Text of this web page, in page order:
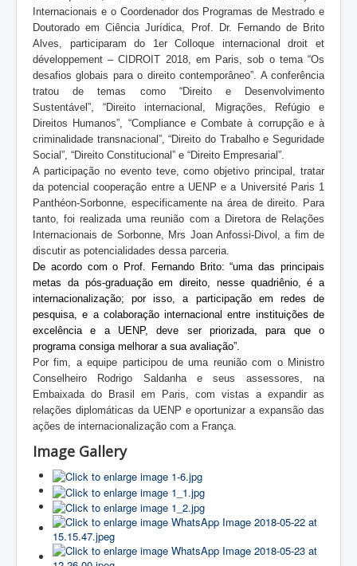
Internacionais e o Coordenador dos Programas de Mestrado e
Doutorado em Ciência Jurídica, Prof. Dr. Fernando de Brito
Alves, participaram do 1er Colloque internacional droit et
développement – CIDROIT 2018, em Paris, sob o tema “Os
desafios globais para o direito contemporâneo”. A conferência
tratou de temas como “Direito e Desenvolvimento
Sustentável”, “Direito internacional, Migrações, Refúgio e
Direitos Humanos”, “Compliance e Combate à corrupção e à
criminalidade transnacional”, “Direito do Trabalho e Seguridade
Social”, “Direito Constitucional” e “Direito Empresarial”.
A participação no evento teve, como objetivo principal, tratar
da potencial cooperação entre a UENP e a Université Paris 1
Panthéon-Sorbonne, especificamente na área de direito. Para
tanto, foi realizada uma reunião com a Diretora de Relações
Internacionais de Sorbonne, Mrs Joan Anfossi-Divol, a fim de
discutir as potencialidades dessa parceria.
De acordo com o Prof. Fernando Brito: “uma das principais
metas da pós-graduação em direito, nesse quadriênio, é a
internacionalização; por isso, a participação em redes de
pesquisa, e a colaboração internacional entre instituições de
excelência e a UENP, deve ser priorizada, para que o
programa consiga melhorar a sua avaliação”.
Por fim, a equipe participou de uma reunião com o Ministro
Conselheiro Rodrigo Saldanha e seus assessores, na
Embaixada do Brasil em Paris, com vistas a expandir as
relações diplomáticas da UENP e oportunizar a expansão das
ações de internacionalização com a França.
Image Gallery